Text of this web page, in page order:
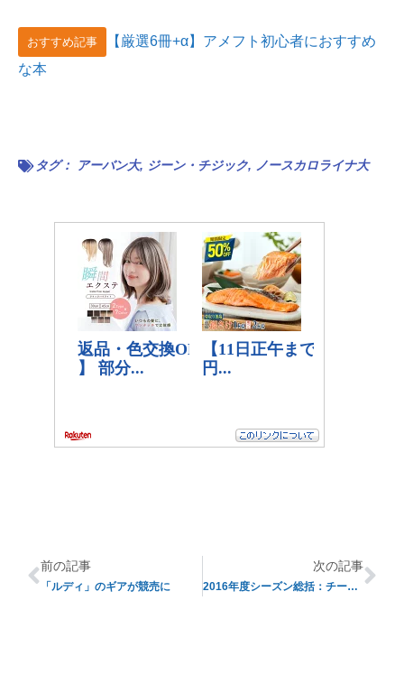
おすすめ記事
【厳選6冊+α】アメフト初心者におすすめ
な本
タグ： アーバン大, ジーン・チジック, ノースカロライナ大
前の記事
「ルディ」のギアが競売に
次の記事
2016年度シーズン総括：チーム別通信簿（２）